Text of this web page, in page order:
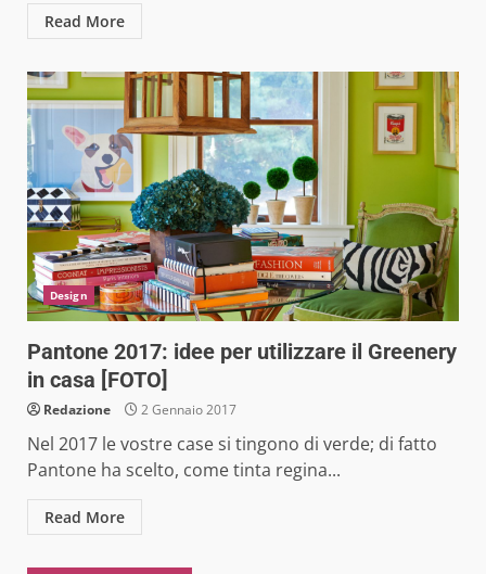
Read More
Design
Pantone 2017: idee per utilizzare il Greenery
in casa [FOTO]
Redazione 2 Gennaio 2017
Nel 2017 le vostre case si tingono di verde; di fatto
Pantone ha scelto, come tinta regina...
Read More